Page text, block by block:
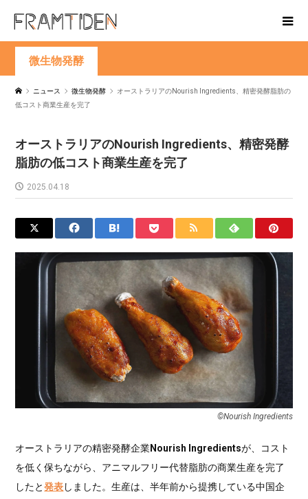
微生物発酵
ニュース 微生物発酵
オーストラリアのNourish Ingredients、精密発酵脂肪の
低コスト商業生産を完了
オーストラリアのNourish Ingredients、精密発酵
脂肪の低コスト商業生産を完了
2025.04.18
©︎Nourish Ingredients
オーストラリアの精密発酵企業Nourish Ingredientsが、コスト
を低く保ちながら、アニマルフリー代替脂肪の商業生産を完了
したと発表しました。生産は、半年前から提携している中国企